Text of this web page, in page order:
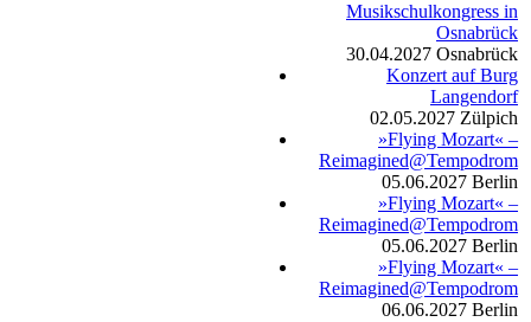
Musikschulkongress in
Osnabrück
30.04.2027 Osnabrück
Konzert auf Burg
Langendorf
02.05.2027 Zülpich
»Flying Mozart« –
Reimagined@Tempodrom
05.06.2027 Berlin
»Flying Mozart« –
Reimagined@Tempodrom
05.06.2027 Berlin
»Flying Mozart« –
Reimagined@Tempodrom
06.06.2027 Berlin